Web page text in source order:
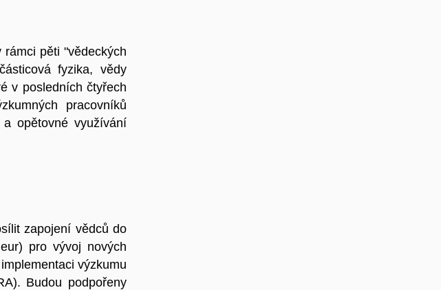
pěti "vědeckých
fyzika, vědy
v posledních čtyřech
pracovníků
opětovné využívání
zapojení vědců do
pro vývoj nových
výzkumu
Budou podpořeny